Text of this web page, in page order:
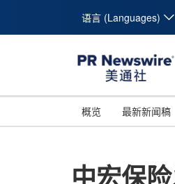
语言 (Languages)
概览 最新新闻稿
中宏保